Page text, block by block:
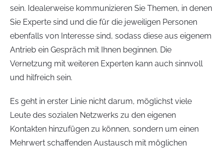
sein. Idealerweise kommunizieren Sie Themen, in denen
Sie Experte sind und die für die jeweiligen Personen
ebenfalls von Interesse sind, sodass diese aus eigenem
Antrieb ein Gespräch mit Ihnen beginnen. Die
Vernetzung mit weiteren Experten kann auch sinnvoll
und hilfreich sein.
Es geht in erster Linie nicht darum, möglichst viele
Leute des sozialen Netzwerks zu den eigenen
Kontakten hinzufügen zu können, sondern um einen
Mehrwert schaffenden Austausch mit möglichen